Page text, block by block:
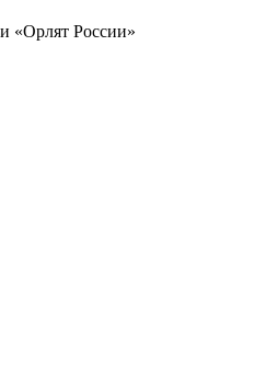
«Орлят России»